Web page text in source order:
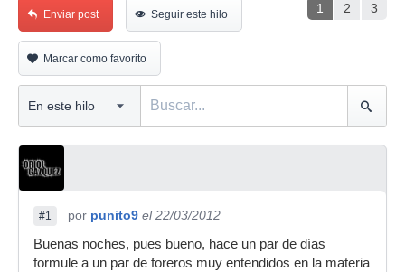
1 2 3
Enviar post Seguir este hilo
Marcar como favorito
#1 por punito9 el 22/03/2012
Buenas noches, pues bueno, hace un par de días
formule a un par de foreros muy entendidos en la materia